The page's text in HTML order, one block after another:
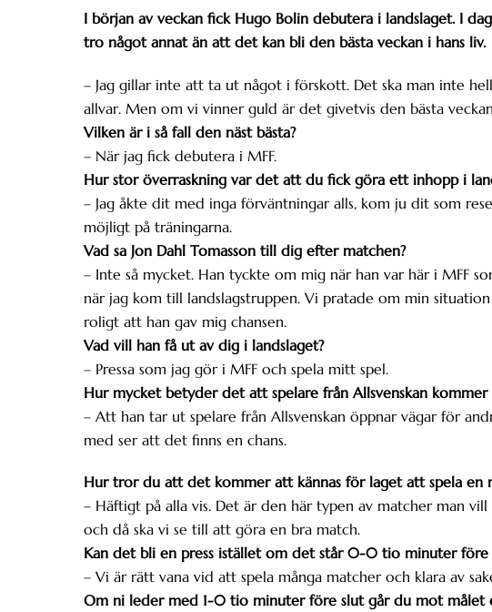
I början av veckan fick Hugo Bolin debutera i landslaget. I
tro något annat än att det kan bli den bästa veckan i hans liv.
– Jag gillar inte att ta ut något i förskott. Det ska man inte
allvar. Men om vi vinner guld är det givetvis den bästa
Vilken är i så fall den näst bästa?
– När jag fick debutera i MFF.
Hur stor överraskning var det att du fick göra ett inhopp i
– Jag åkte dit med inga förväntningar alls, kom ju dit som
möjligt på träningarna.
Vad sa Jon Dahl Tomasson till dig efter matchen?
– Inte så mycket. Han tyckte om mig när han var här i MFF
när jag kom till landslagstruppen. Vi pratade om min
roligt att han gav mig chansen.
Vad vill han få ut av dig i landslaget?
– Pressa som jag gör i MFF och spela mitt spel.
Hur mycket betyder det att spelare från Allsvenskan
– Att han tar ut spelare från Allsvenskan öppnar vägar för
med ser att det finns en chans.
Hur tror du att det kommer att kännas för laget att spela en
– Häftigt på alla vis. Det är den här typen av matcher man
och då ska vi se till att göra en bra match.
Kan det bli en press istället om det står 0-0 tio minuter före
– Vi är rätt vana vid att spela många matcher och klara av
Om ni leder med 1-0 tio minuter före slut går du mot målet